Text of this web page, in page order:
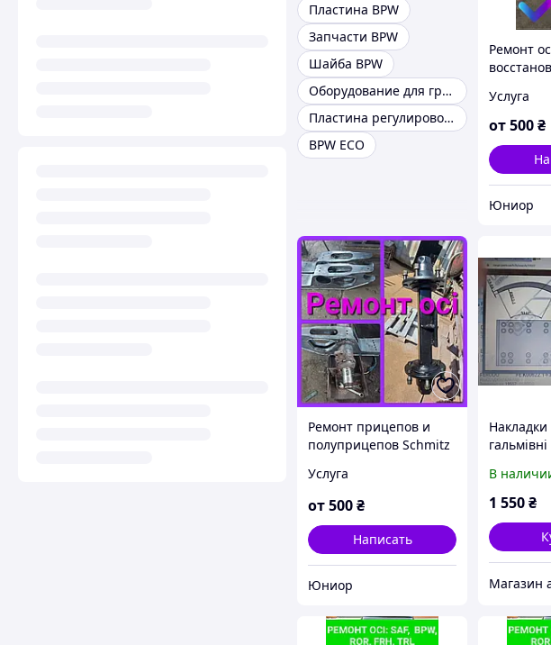
Пластина BPW
Запчасти BPW
Шайба BPW
Оборудование для грузовых СТО
Пластина регулировочная bpw
BPW ECO
Ремонт
Услуга
от500₴
Юниор
Ремонт прицепов и
полуприцепов Schmitz
Услуга
от500₴
Написать
Юниор
ROR.16
(стандарт
В
1 550₴